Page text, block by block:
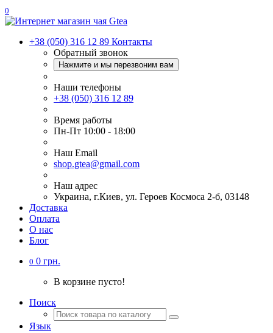
0
+38 (050) 316 12 89 Контакты
Обратный звонок
Нажмите и мы перезвоним вам
Наши телефоны
+38 (050) 316 12 89
Время работы
Пн-Пт 10:00 - 18:00
Наш Еmail
shop.gtea@gmail.com
Наш адрес
Украина, г.Киев, ул. Героев Космоса 2-б, 03148
Доставка
Оплата
О нас
Блог
0 0 грн.
В корзине пусто!
Поиск
Язык